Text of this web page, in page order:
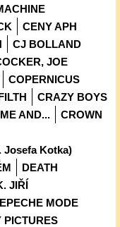
CENY APH
CJ BOLLAND
JOE
COPERNICUS
CRAZY BOYS
AND...
CROWN
Josefa Kotka)
DEATH
JIŘÍ
MODE
PICTURES